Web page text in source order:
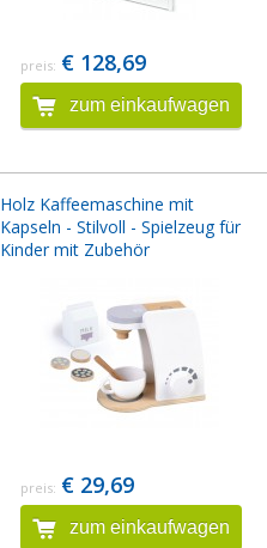
preis: € 128,69
zum einkaufwagen
Holz Kaffeemaschine mit
Kapseln - Stilvoll - Spielzeug für
Kinder mit Zubehör
preis: € 29,69
zum einkaufwagen